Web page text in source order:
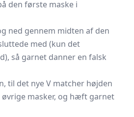
den første maske i
ned gennem midten af den
med (kun det
så garnet danner en falsk
til det nye V matcher højden
øvrige masker, og hæft garnet